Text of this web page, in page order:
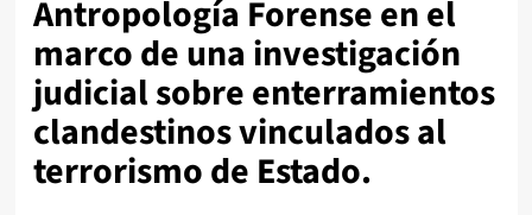
Antropología Forense en el
marco de una investigación
judicial sobre enterramientos
clandestinos vinculados al
terrorismo de Estado.